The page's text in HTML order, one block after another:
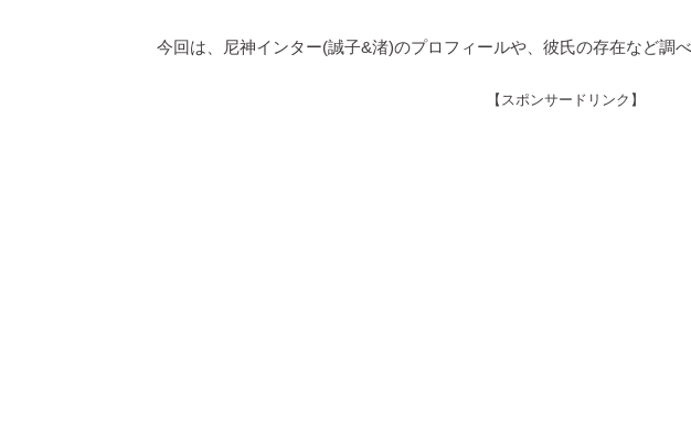
今回は、尼神インター(誠子&渚)のプロフィールや、彼氏の存在など調
【スポンサードリンク】